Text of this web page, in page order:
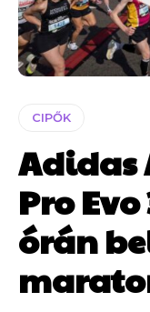
CIPŐK
Adidas
Pro Evo
órán